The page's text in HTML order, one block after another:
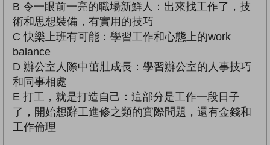
B 令一眼前一亮的職場新鮮人：出來找工作了，技
術和思想裝備，有實用的技巧
C 快樂上班有可能：學習工作和心態上的work
balance
D 辦公室人際中茁壯成長：學習辦公室的人事技巧
和同事相處
E 打工，就是打造自己：這部分是工作一段日子
了，開始想辭工進修之類的實際問題，還有金錢和
工作倫理